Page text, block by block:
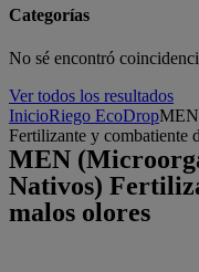
Categorías
No sé encontró
Ver todos los resultados
InicioRiego EcoDropMEN
Fertilizante y combatiente
MEN
Nativos)
malos olores